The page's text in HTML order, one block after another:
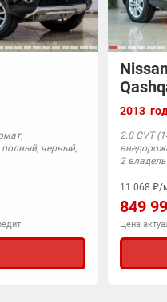
черный,
2013
2.0 CVT
2
11 068 ₽/
849
Цена